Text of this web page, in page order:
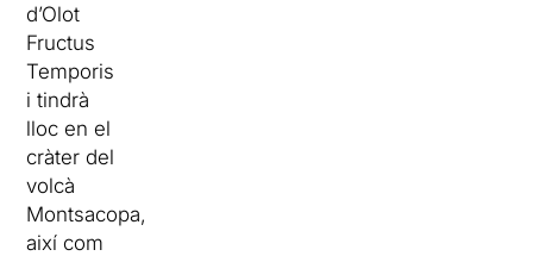
d’Olot
Fructus
Temporis
i tindrà
lloc en el
cràter del
volcà
Montsacopa,
així com